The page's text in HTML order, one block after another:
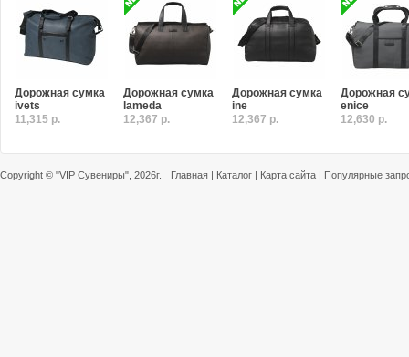
Дорожная сумка
ivets
11,315 р.
Дорожная сумка
lameda
12,367 р.
Дорожная сумка
ine
12,367 р.
Дорожная
enice
12,630 р.
Copyright © "VIP Сувениры" , 2026г. Главная | Каталог | Карта сайта | Популярные